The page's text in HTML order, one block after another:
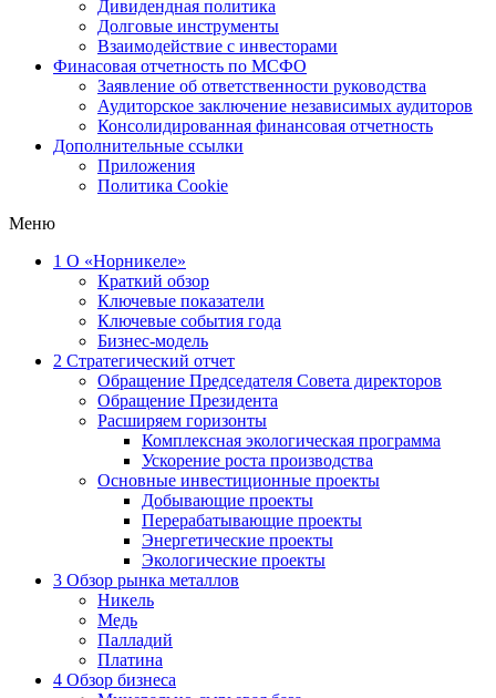
Дивидендная политика
Долговые инструменты
Взаимодействие с инвеcторами
Финасовая отчетность по МСФО
Заявление об ответственности руководства
Аудиторское заключение независимых аудиторов
Консолидированная финансовая отчетность
Дополнительные ссылки
Приложения
Политика Cookie
Меню
1 О «Норникеле»
Краткий обзор
Ключевые показатели
Ключевые события года
Бизнес-модель
2 Стратегический отчет
Обращение Председателя Совета директоров
Обращение Президента
Расширяем горизонты
Комплексная экологическая программа
Ускорение роста производства
Основные инвестиционные проекты
Добывающие проекты
Перерабатывающие проекты
Энергетические проекты
Экологические проекты
3 Обзор рынка металлов
Никель
Медь
Палладий
Платина
4 Обзор бизнеса